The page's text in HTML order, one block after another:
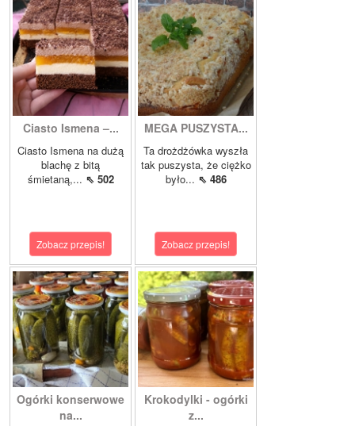
Ciasto Ismena –...
Ciasto Ismena na dużą
blachę z bitą
śmietaną,... ⇖ 502
Zobacz przepis!
MEGA PUSZYSTA...
Ta drożdżówka wyszła
tak puszysta, że ciężko
było... ⇖ 486
Zobacz przepis!
Ogórki konserwowe
na...
Krokodylki - ogórki
z...